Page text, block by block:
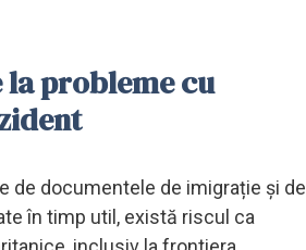
probleme cu
de documentele de imigrație și de
în timp util, există riscul ca